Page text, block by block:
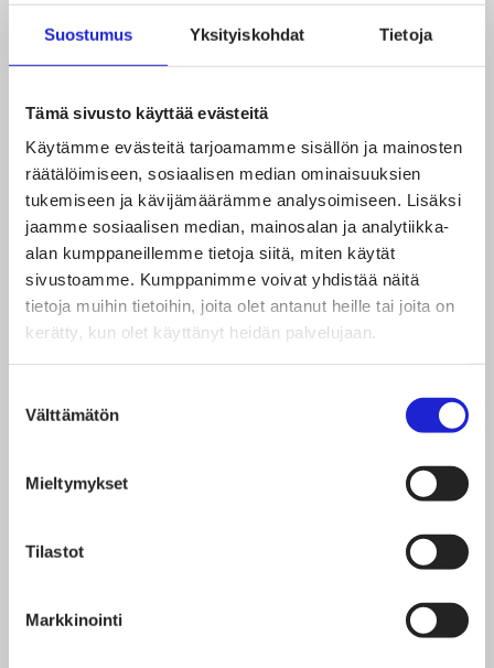
Suostumus Yksityiskohdat Tietoja
Tämä sivusto käyttää evästeitä
Käytämme evästeitä tarjoamamme sisällön ja mainosten
räätälöimiseen, sosiaalisen median ominaisuuksien
tukemiseen ja kävijämäärämme analysoimiseen. Lisäksi
jaamme sosiaalisen median, mainosalan ja analytiikka-
alan kumppaneillemme tietoja siitä, miten käytät
sivustoamme. Kumppanimme voivat yhdistää näitä
tietoja muihin tietoihin, joita olet antanut heille tai joita on
kerätty, kun olet käyttänyt heidän palvelujaan.
valinta
Välttämätön
Mieltymykset
Tilastot
Markkinointi
ilmastopäästöistä syntyy väistämättä Suomen
rajojen ulkopuolella. Tämä tiekartta, jossa on
Suomessa, on tärkeä askelmerkki tekstiilialan
päästöjen vähentämisessä. Aiomme jatkaa työtä
tarkastelemalla suomalaisyritysten jalanjälkeä ja
vaikutusmahdollisuuksia koko arvoketjussa”,
Satumaija Mäki kertoo.
Yritykset aktiivisesti mukana
Hiilineutraali tekstiiliala -tiekarttatyö on osa
yhteistyötä Suomen hiilineutraalisuustavoitteen
sidosryhmät osallistuivat aktiivisesti tiekarttatyön